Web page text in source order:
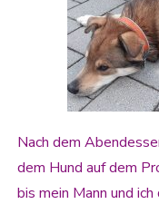
Nach dem
dem Hund auf dem
bis mein Mann und